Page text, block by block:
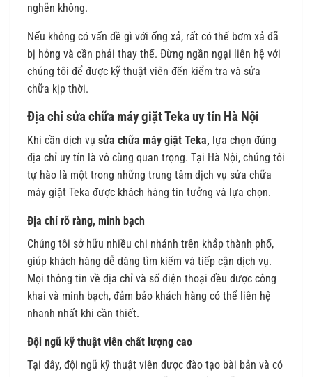
nghẽn không.
Nếu không có vấn đề gì với ống xả, rất có thể bơm xả đã
bị hỏng và cần phải thay thế. Đừng ngần ngại liên hệ với
chúng tôi để được kỹ thuật viên đến kiểm tra và sửa
chữa kịp thời.
Địa chỉ sửa chữa máy giặt Teka uy tín Hà Nội
Khi cần dịch vụ sửa chữa máy giặt Teka, lựa chọn đúng
địa chỉ uy tín là vô cùng quan trọng. Tại Hà Nội, chúng tôi
tự hào là một trong những trung tâm dịch vụ sửa chữa
máy giặt Teka được khách hàng tin tưởng và lựa chọn.
Địa chỉ rõ ràng, minh bạch
Chúng tôi sở hữu nhiều chi nhánh trên khắp thành phố,
giúp khách hàng dễ dàng tìm kiếm và tiếp cận dịch vụ.
Mọi thông tin về địa chỉ và số điện thoại đều được công
khai và minh bạch, đảm bảo khách hàng có thể liên hệ
nhanh nhất khi cần thiết.
Đội ngũ kỹ thuật viên chất lượng cao
Tại đây, đội ngũ kỹ thuật viên được đào tạo bài bản và có